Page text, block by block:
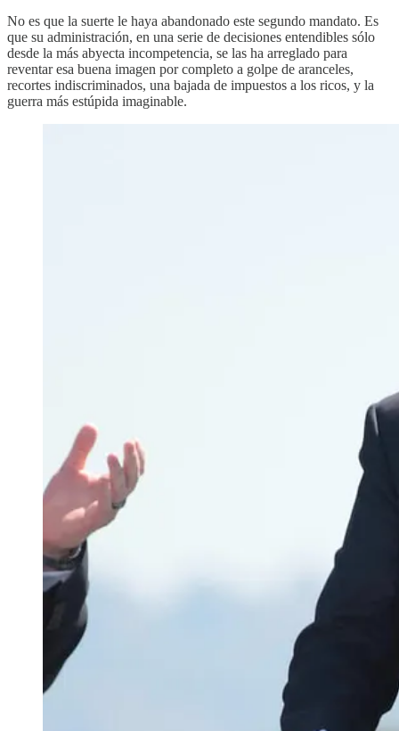
No es que la suerte le haya abandonado este segundo mandato. Es
que su administración, en una serie de decisiones entendibles sólo
desde la más abyecta incompetencia, se las ha arreglado para
reventar esa buena imagen por completo a golpe de aranceles,
recortes indiscriminados, una bajada de impuestos a los ricos, y la
guerra más estúpida imaginable.